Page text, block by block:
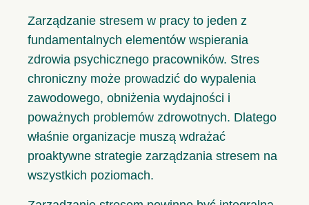
Zarządzanie stresem w pracy to jeden z
fundamentalnych elementów wspierania
zdrowia psychicznego pracowników. Stres
chroniczny może prowadzić do wypalenia
zawodowego, obniżenia wydajności i
poważnych problemów zdrowotnych. Dlatego
właśnie organizacje muszą wdrażać
proaktywne strategie zarządzania stresem na
wszystkich poziomach.